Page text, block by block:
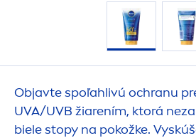
Objavte spoľahlivú ochranu
UVA/UVB žiarením, ktorá
biele stopy na pokožke.